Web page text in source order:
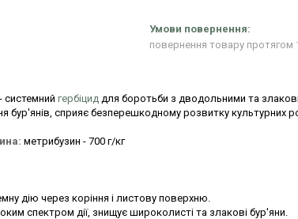
повернення товару протягом
- системний гербіцид для боротьби з дводольними та
бур'янів, сприяє безперешкодному розвитку культурних
метрибузин - 700 г/кг
дію через коріння і листову поверхню.
спектром дії, знищує широколисті та злакові бур'яни.